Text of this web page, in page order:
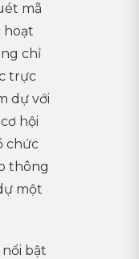
mã
hoạt
chỉ
trực
dự với
hội
chức
thông
một
bật